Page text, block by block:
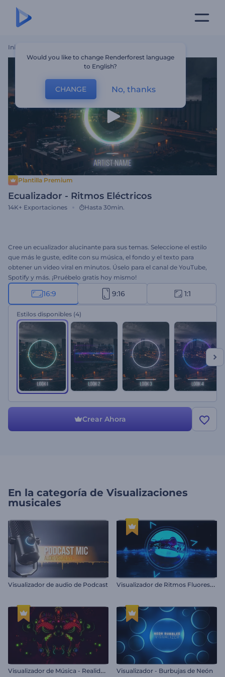
Inicio
Plantilla Premium
Ecualizador - Ritmos Eléctricos
14K+ Exportaciones Hasta 30min.
Cree un ecualizador alucinante para sus temas. Seleccione el estilo
que más le guste, edite con su música, el fondo y el texto para
obtener un video viral en minutos. Úselo para el canal de YouTube,
Spotify y más. ¡Pruébelo gratis hoy mismo!
16:9 9:16 1:1
Estilos disponibles (4)
Crear Ahora
En la categoría de Visualizaciones
musicales
Visualizador de audio de Podcast V
isualizador de Ritmos Fluorescentes
V
isualizador de Música - Realidad Étnica Visualizador - Burbujas de Neón
Would you like to change Renderforest language
to English?
CHANGE No, thanks